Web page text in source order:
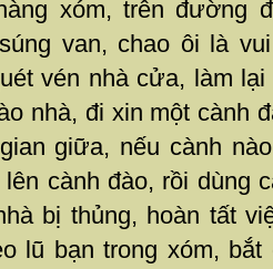
xóm, trên đường
van, chao ôi là
vén nhà cửa, làm
nhà, đi xin một cành
giữa, nếu cành
cành đào, rồi dùng
bị thủng, hoàn tất
lũ bạn trong xóm,